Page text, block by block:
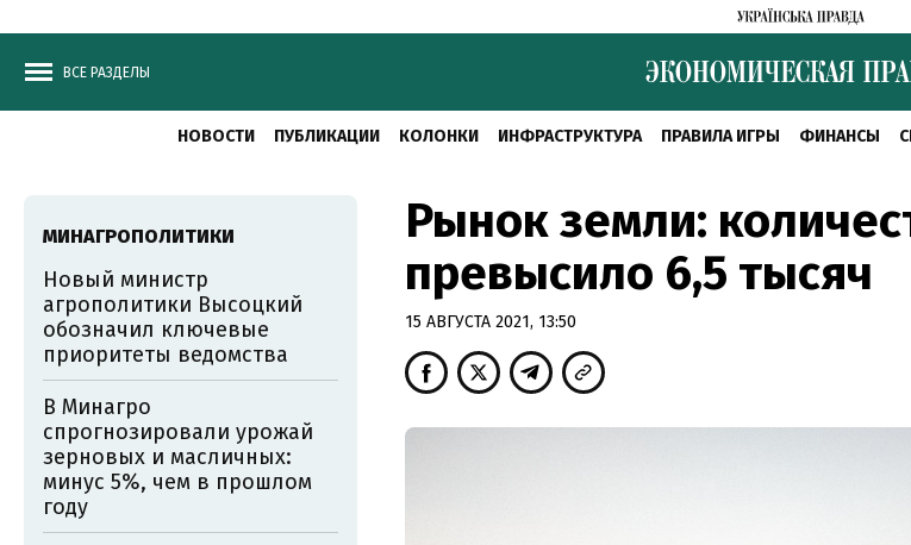
ВСЕ РАЗДЕЛЫ
НОВОСТИ ПУБЛИКАЦИИ КОЛОНКИ ИНФРАСТРУКТУРА ПРАВИЛА ИГРЫ ФИНАНСЫ
Рынок земли:
превысило 6,5 тысяч
15 АВГУСТА 2021, 13:50
МИНАГРОПОЛИТИКИ
Новый министр
агрополитики Высоцкий
обозначил ключевые
приоритеты ведомства
В Минагро
спрогнозировали урожай
зерновых и масличных:
минус 5%, чем в прошлом
году